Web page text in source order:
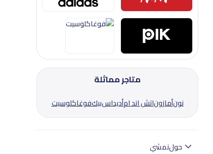
متاجر مماثلة
نونأمازوناتش اند امأديداسبيكفوغاكلوسيت
حولنمشي